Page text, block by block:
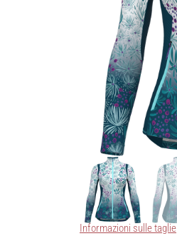
Informazioni sulle taglie